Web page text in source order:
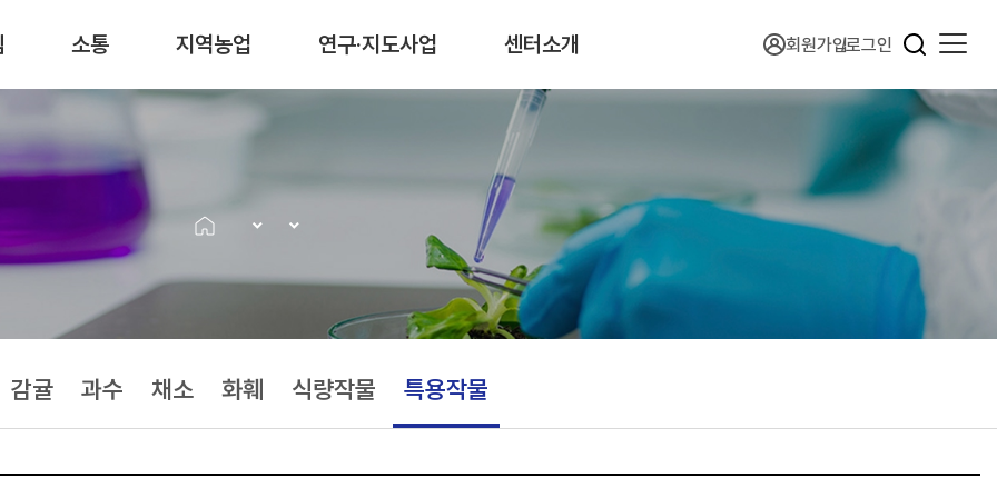
소통 지역농업 연구·지도사업 센터소개 회원가입로그인
감귤 과수 채소 화훼 식량작물 특용작물